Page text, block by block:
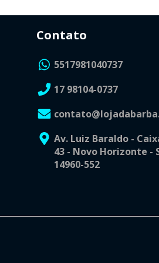
Contato
5517981040737
17 98104-0737
Av. Luiz Baraldo -
43 - Novo Horizonte -
14960-552